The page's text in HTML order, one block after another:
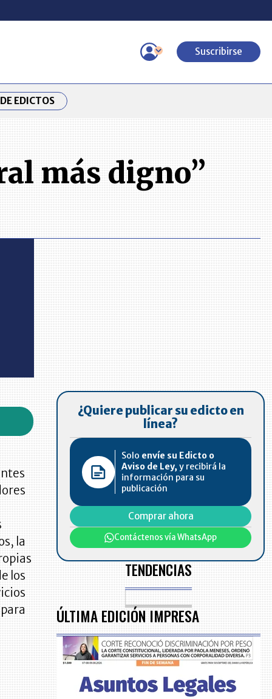
Suscribirse
EDICTOS
más digno”
la
los
¿Quiere publicar su edicto en
línea?
Solo envíe su Edicto o
Aviso de Ley, y recibirá la
información para su
publicación
Comprar ahora
Contáctenos vía WhatsApp
TENDENCIAS
ÚLTIMA EDICIÓN IMPRESA